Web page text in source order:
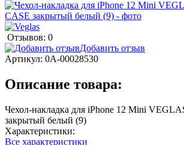
Отзывов: 0
Добавить отзыв
Артикул: 0А-00028530
Описание товара:
Чехол-накладка для iPhone 12 Mini
закрытый белый (9)
Характеристики:
Все характеристики